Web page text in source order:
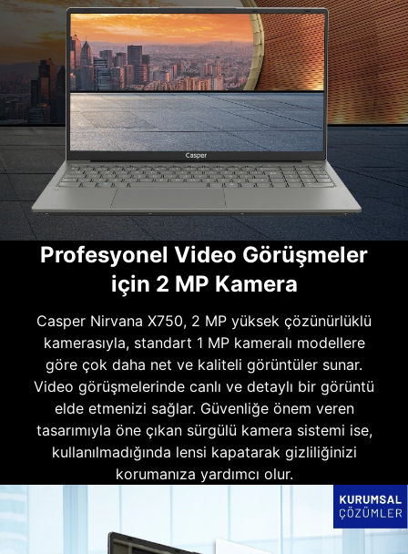
Profesyonel Video Görüşmeler
için 2 MP Kamera
Casper Nirvana X750, 2 MP yüksek çözünürlüklü
kamerasıyla, standart 1 MP kameralı modellere
göre çok daha net ve kaliteli görüntüler sunar.
Video görüşmelerinde canlı ve detaylı bir görüntü
elde etmenizi sağlar. Güvenliğe önem veren
tasarımıyla öne çıkan sürgülü kamera sistemi ise,
kullanılmadığında lensi kapatarak gizliliğinizi
korumanıza yardımcı olur.